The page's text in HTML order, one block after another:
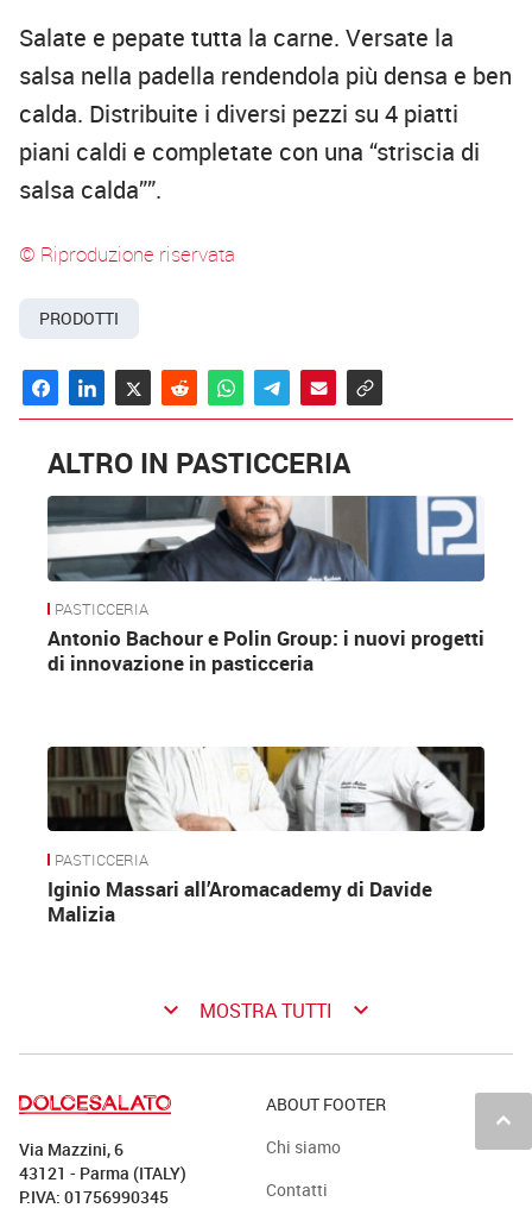
Salate e pepate tutta la carne. Versate la
salsa nella padella rendendola più densa e ben
calda. Distribuite i diversi pezzi su 4 piatti
piani caldi e completate con una “striscia di
salsa calda””.
© Riproduzione riservata
PRODOTTI
ALTRO IN PASTICCERIA
PASTICCERIA
Antonio Bachour e Polin Group: i nuovi progetti
di innovazione in pasticceria
PASTICCERIA
Iginio Massari all’Aromacademy di Davide
Malizia
keyboard_arrow_down MOSTRA TUTTI keyboard_arrow_down
keyboard_arrow_up
Via Mazzini, 6
43121 - Parma (ITALY)
P.IVA: 01756990345
ABOUT FOOTER
Chi siamo
Contatti